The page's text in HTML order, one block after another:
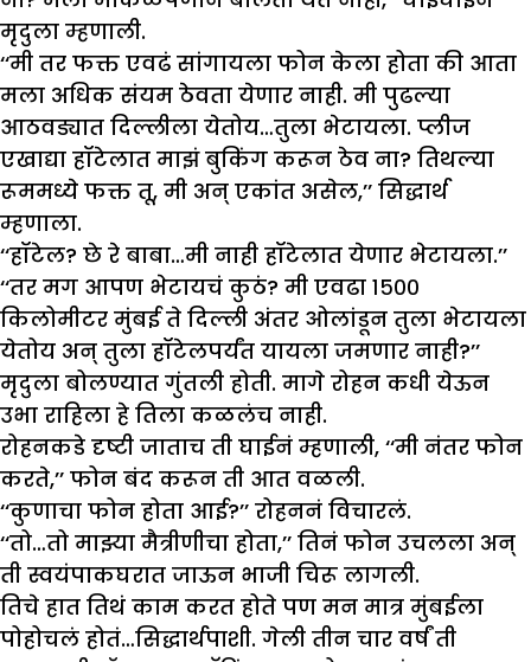
मृदुला म्हणाली.
‘‘मी तर फक्त एवढं सांगायला फोन केला होता की आता
मला अधिक संयम ठेवता येणार नाही. मी पुढल्या
आठवड्यात दिल्लीला येतोय…तुला भेटायला. प्लीज
एखाद्या हॉटेलात माझं बुकिंग करून ठेव ना? तिथल्या
रूममध्ये फक्त तू, मी अन् एकांत असेल,’’ सिद्धार्थ
म्हणाला.
‘‘हॉटेल? छे रे बाबा…मी नाही हॉटेलात येणार भेटायला.’’
‘‘तर मग आपण भेटायचं कुठं? मी एवढा १५००
किलोमीटर मुंबई ते दिल्ली अंतर ओलांडून तुला भेटायला
येतोय अन् तुला हॉटेलपर्यंत यायला जमणार नाही?’’
मृदुला बोलण्यात गुंतली होती. मागे रोहन कधी येऊन
उभा राहिला हे तिला कळलंच नाही.
रोहनकडे दृष्टी जाताच ती घाईनं म्हणाली, ‘‘मी नंतर फोन
करते,’’ फोन बंद करून ती आत वळली.
‘‘कुणाचा फोन होता आई?’’ रोहननं विचारलं.
‘‘तो…तो माझ्या मैत्रीणीचा होता,’’ तिनं फोन उचलला अन्
ती स्वयंपाकघरात जाऊन भाजी चिरू लागली.
तिचे हात तिथं काम करत होते पण मन मात्र मुंबईला
पोहोचलं होतं…सिद्धार्थपाशी. गेली तीन चार वर्षं ती